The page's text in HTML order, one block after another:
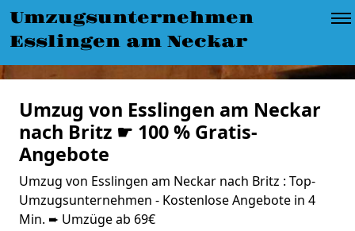
Umzugsunternehmen
Esslingen am Neckar
Umzug von Esslingen am Neckar
nach Britz ☛ 100 % Gratis-
Angebote
Umzug von Esslingen am Neckar nach Britz : Top-
Umzugsunternehmen - Kostenlose Angebote in 4
Min. ➨ Umzüge ab 69€